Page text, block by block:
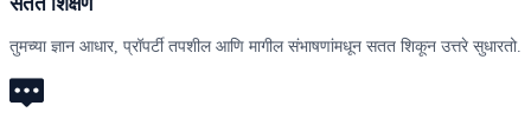
तुमच्या ज्ञान आधार, प्रॉपर्टी तपशील आणि मागील संभाषणांमधून सतत शिकून उत्तरे सुधारतो.